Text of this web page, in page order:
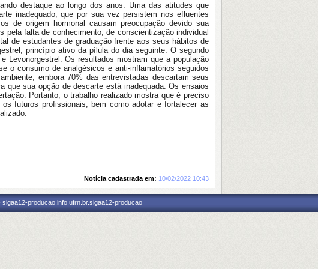
destaque ao longo dos anos. Uma das atitudes que
inadequado, que por sua vez persistem nos efluentes
de origem hormonal causam preocupação devido sua
falta de conhecimento, de conscientização individual
de estudantes de graduação frente aos seus hábitos de
princípio ativo da pílula do dia seguinte. O segundo
Levonorgestrel. Os resultados mostram que a população
o consumo de analgésicos e anti-inflamatórios seguidos
embora 70% das entrevistadas descartam seus
sua opção de descarte está inadequada. Os ensaios
Portanto, o trabalho realizado mostra que é preciso
futuros profissionais, bem como adotar e fortalecer as
Notícia cadastrada em: 10/02/2022 10:43
producao.info.ufrn.br.sigaa12-producao